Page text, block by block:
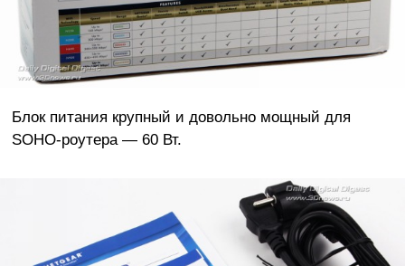
Блок питания крупный и довольно мощный для
SOHO-роутера — 60 Вт.